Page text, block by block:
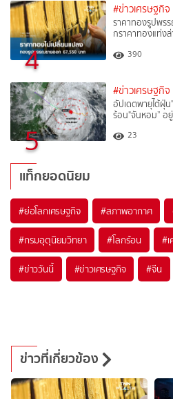
4
#ข่าวเศรษฐกิจ
ราคาทองรูปพร
กราคาทองแท่ง
390
5
#ข่าวเศรษฐกิจ
อัปเดตพายุไต้ฝุ่
ร้อน"จันหอม” อ
23
แท็กยอดนิยม
#ย่อโลกเศรษฐกิจ #สภาพอากาศ
#กรมอุตุนิยมวิทยา #โลกร้อน #
#ข่าววันนี้ #ข่าวเศรษฐกิจ #จีน
ข่าวที่เกี่ยวข้อง